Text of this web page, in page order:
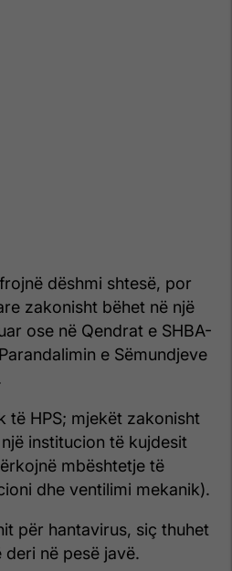
dëshmi shtesë, por
zakonisht bëhet në një
ose në Qendrat e SHBA-
e Sëmundjeve
të HPS; mjekët zakonisht
institucion të kujdesit
mbështetje të
dhe ventilimi mekanik).
për hantavirus, siç thuhet
në pesë javë.